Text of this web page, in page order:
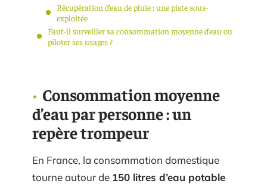
Récupération d’eau de pluie : une piste sous-
exploitée
Faut-il surveiller sa consommation moyenne d’eau ou
piloter ses usages ?
Consommation moyenne
d’eau par personne : un
repère trompeur
En France, la consommation domestique
tourne autour de 150 litres d’eau potable